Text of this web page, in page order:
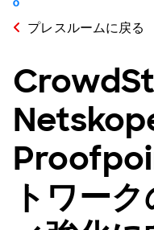
プレスルームに戻る
トワー